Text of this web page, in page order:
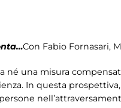
Con Fabio Fornasari,
né una misura
In questa